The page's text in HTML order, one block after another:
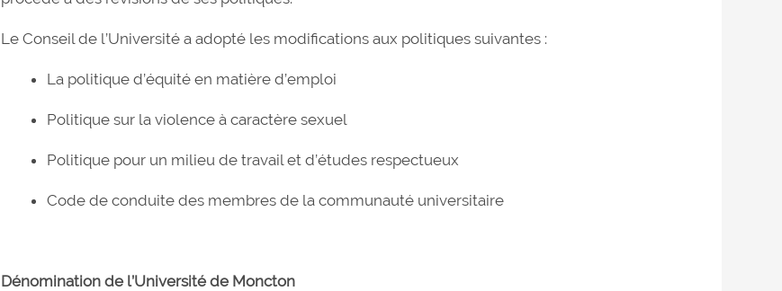
Le Conseil de l’Université a adopté les modifications aux politiques suivantes :
La politique d’équité en matière d’emploi
Politique sur la violence à caractère sexuel
Politique pour un milieu de travail et d’études respectueux
Code de conduite des membres de la communauté universitaire
Dénomination de l’Université de Moncton